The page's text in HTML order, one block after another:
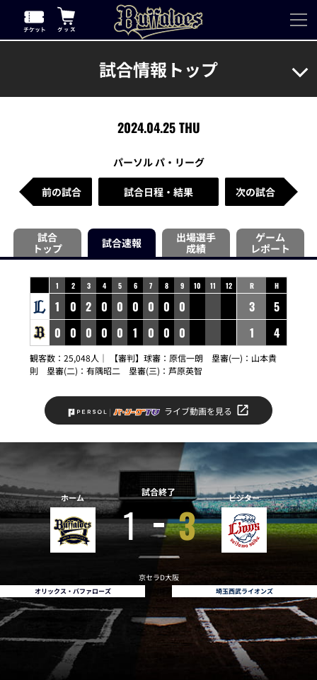
試合情報トップ
2024.04.25 THU
パーソル パ・リーグ
前の試合 試合日程・結果 次の試合
試合
トップ
試合速報
出場選手
成績
ゲーム
レポート
1 2 3 4 5 6 7 8 9 10 11 12
1 0 2 0 0 0 0 0 0
0 0 0 0 0 1 0 0 0
R H
3
5
1
4
観客数：25,048人｜ 【審判】球審：原信一朗 塁審(一)：山本貴
則 塁審(二)：有隅昭二 塁審(三)：芦原英智
ライブ動画を見る
ホーム
オリックス・バファローズ
試合終了
1 3
京セラD大阪
ビジター
埼玉西武ライオンズ